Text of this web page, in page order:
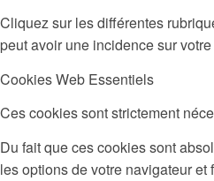
Cliquez sur les différentes
peut avoir une incidence sur
Cookies Web Essentiels
Ces cookies sont strictement
Du fait que ces cookies sont
les options de votre navigateur